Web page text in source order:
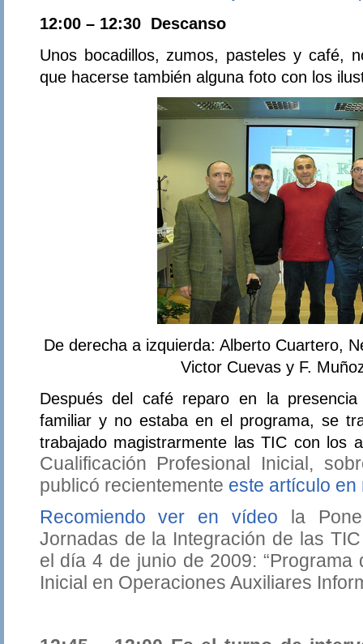
12:00 – 12:30 Descanso
Unos bocadillos, zumos, pasteles y café,
que hacerse también alguna foto con los
De derecha a izquierda: Alberto Cuartero,
Victor Cuevas y F.
Después del café reparo en la
familiar y no estaba en el programa, se
trabajado magistrarmente las TIC con los
Cualificación Profesional Inicial,
publicó recientemente este artículo en
Recomiendo ver en vídeo la
Jornadas de la Integración de las
el día 4 de junio de 2009: “Programa
Inicial en Operaciones Auxiliares